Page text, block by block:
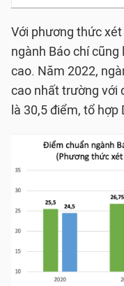
Với phương thức
ngành Báo chí
cao. Năm 2022,
cao nhất trường với
là 30,5 điểm, tổ